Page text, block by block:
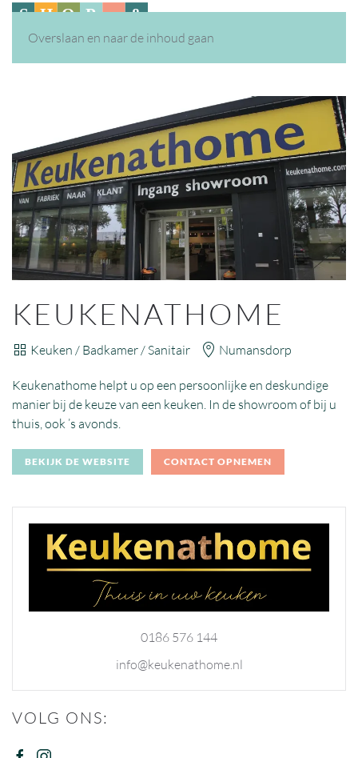
Overslaan en naar de inhoud gaan
KEUKENATHOME
Keuken / Badkamer / Sanitair Numansdorp
Keukenathome helpt u op een persoonlijke en deskundige
manier bij de keuze van een keuken. In de showroom of bij u
thuis, ook ’s avonds.
BEKIJK DE WEBSITE CONTACT OPNEMEN
0186 576 144
info@keukenathome.nl
VOLG ONS: